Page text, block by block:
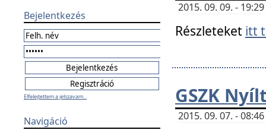
Bejelentkezés
Elfelejtettem a jelszavam...
Navigáció
2015. 09. 09. -
Részleteket itt
GSZK
2015. 09. 07. -